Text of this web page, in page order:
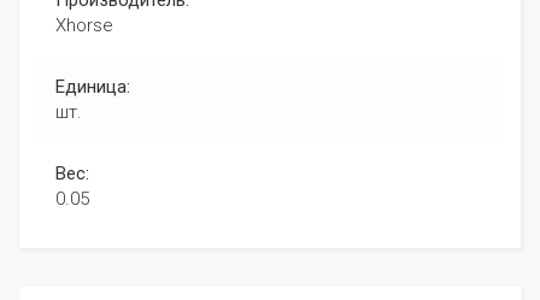
Xhorse
Единица:
шт.
Вес:
0.05